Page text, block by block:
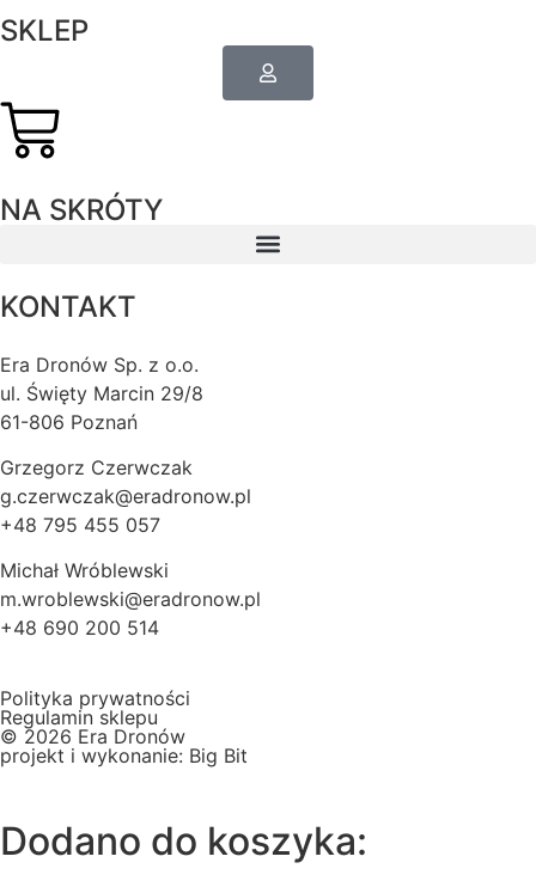
SKLEP
NA SKRÓTY
KONTAKT
Era Dronów Sp. z o.o.
ul. Święty Marcin 29/8
61-806 Poznań
Grzegorz Czerwczak
g.czerwczak@eradronow.pl
+48 795 455 057
Michał Wróblewski
m.wroblewski@eradronow.pl
+48 690 200 514
Polityka prywatności
Regulamin sklepu
© 2026 Era Dronów
projekt i wykonanie: Big Bit
Dodano do koszyka: